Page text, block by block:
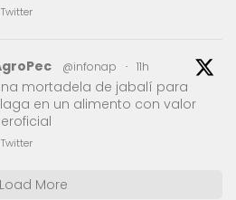
Twitter
@infonap · 11h
mortadela de jabalí para
en un alimento con valor
Twitter
Load More